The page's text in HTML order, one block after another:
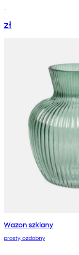
zł
Wazon szklany
prosty, ozdobny